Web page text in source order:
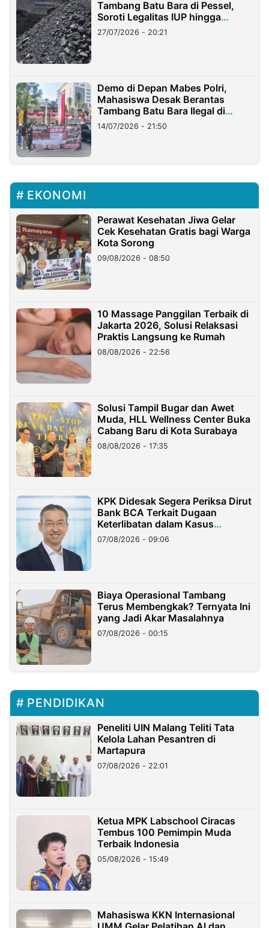
Tambang Batu Bara di Pessel,
Soroti Legalitas IUP hingga
Stockpile
27/07/2026 - 20:21
Demo di Depan Mabes Polri,
Mahasiswa Desak Berantas
Tambang Batu Bara Ilegal di
Lampung
14/07/2026 - 21:50
EKONOMI
Perawat Kesehatan Jiwa Gelar
Cek Kesehatan Gratis bagi Warga
Kota Sorong
09/08/2026 - 08:50
10 Massage Panggilan Terbaik di
Jakarta 2026, Solusi Relaksasi
Praktis Langsung ke Rumah
08/08/2026 - 22:56
Solusi Tampil Bugar dan Awet
Muda, HLL Wellness Center Buka
Cabang Baru di Kota Surabaya
08/08/2026 - 17:35
KPK Didesak Segera Periksa Dirut
Bank BCA Terkait Dugaan
Keterlibatan dalam Kasus
Hilangnya Dana Nasabah Rp2,58
Miliar
07/08/2026 - 09:06
Biaya Operasional Tambang
Terus Membengkak? Ternyata Ini
yang Jadi Akar Masalahnya
07/08/2026 - 00:15
PENDIDIKAN
Peneliti UIN Malang Teliti Tata
Kelola Lahan Pesantren di
Martapura
07/08/2026 - 22:01
Ketua MPK Labschool Ciracas
Tembus 100 Pemimpin Muda
Terbaik Indonesia
05/08/2026 - 15:49
Mahasiswa KKN Internasional